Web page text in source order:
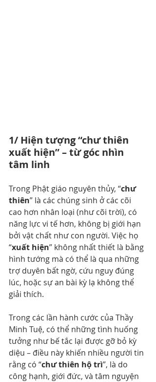
1/ Hiện tượng “chư thiên
xuất hiện” – từ góc nhìn
tâm linh
Trong Phật giáo nguyên thủy, “chư
thiên” là các chúng sinh ở các cõi
cao hơn nhân loại (như cõi trời), có
năng lực vi tế hơn, không bị giới hạn
bởi vật chất như con người. Việc họ
“xuất hiện” không nhất thiết là bằng
hình tướng mà có thể là qua những
trợ duyên bất ngờ, cứu nguy đúng
lúc, hoặc sự an bài kỳ lạ không thể
giải thích.
Trong các lần hành cước của Thầy
Minh Tuệ, có thể những tình huống
tưởng như bế tắc lại được gỡ bỏ kỳ
diệu – điều này khiến nhiều người tin
rằng có “chư thiên hộ trì”, là do
công hạnh, giới đức, và tâm nguyện